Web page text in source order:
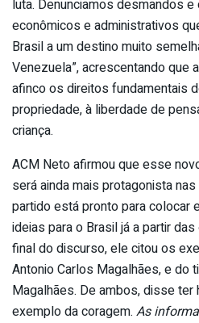
luta. Denunciamos desmandos
econômicos e administrativos
Brasil a um destino muito
Venezuela”, acrescentando que
afinco os direitos fundamentais
propriedade, à liberdade de
criança.
ACM Neto afirmou que esse
será ainda mais protagonista
partido está pronto para colocar
ideias para o Brasil já a partir
final do discurso, ele citou os
Antonio Carlos Magalhães, e do
Magalhães. De ambos, disse ter
exemplo da coragem. As